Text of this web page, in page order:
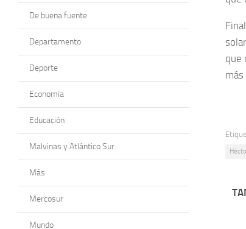
que
De buena fuente
Departamento
Deporte
Economía
Educación
Malvinas y Atlántico Sur
Más
Mercosur
Mundo